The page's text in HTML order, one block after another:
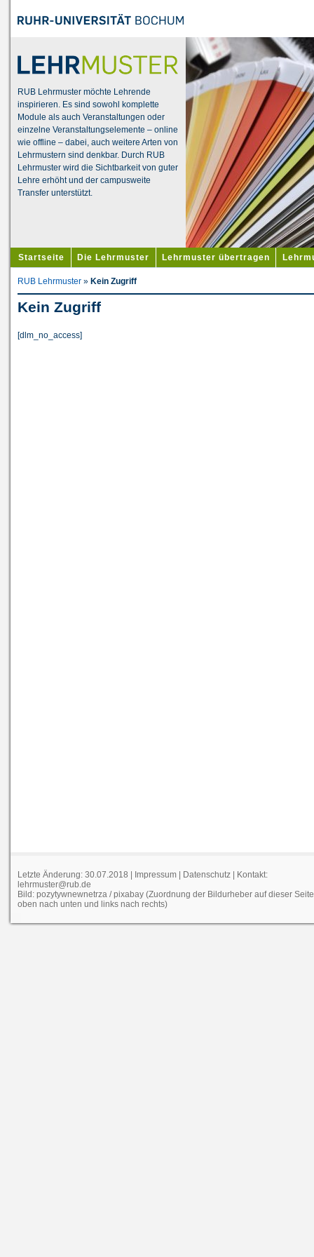
RUB Lehrmuster möchte Lehrende
inspirieren. Es sind sowohl komplette
Module als auch Veranstaltungen oder
einzelne Veranstaltungselemente – online
wie offline – dabei, auch weitere Arten von
Lehrmustern sind denkbar. Durch RUB
Lehrmuster wird die Sichtbarkeit von guter
Lehre erhöht und der campusweite
Transfer unterstützt.
Startseite Die Lehrmuster Lehrmuster übertragen
RUB Lehrmuster » Kein Zugriff
Kein Zugriff
[dlm_no_access]
Letzte Änderung: 30.07.2018 | Impressum | Datenschutz | Kontakt:
lehrmuster@rub.de
Bild: pozytywnewnetrza / pixabay (Zuordnung der Bildurheber auf dieser
oben nach unten und links nach rechts)